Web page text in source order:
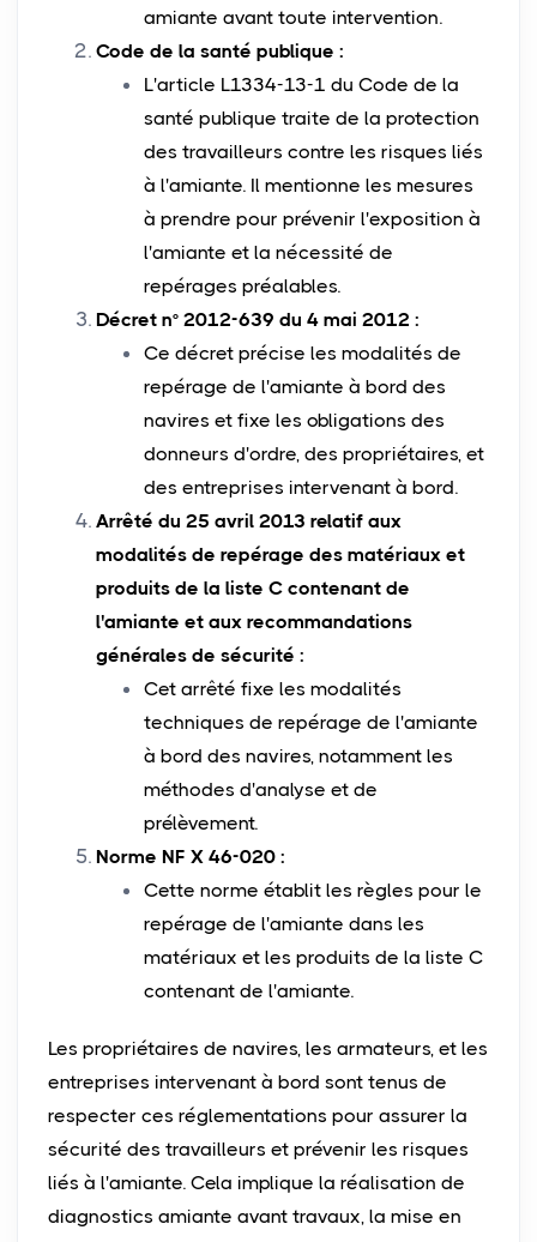
amiante avant toute intervention.
Code de la santé publique :
L'article L1334-13-1 du Code de la
santé publique traite de la protection
des travailleurs contre les risques liés
à l'amiante. Il mentionne les mesures
à prendre pour prévenir l'exposition à
l'amiante et la nécessité de
repérages préalables.
Décret n° 2012-639 du 4 mai 2012 :
Ce décret précise les modalités de
repérage de l'amiante à bord des
navires et fixe les obligations des
donneurs d'ordre, des propriétaires, et
des entreprises intervenant à bord.
Arrêté du 25 avril 2013 relatif aux
modalités de repérage des matériaux et
produits de la liste C contenant de
l'amiante et aux recommandations
générales de sécurité :
Cet arrêté fixe les modalités
techniques de repérage de l'amiante
à bord des navires, notamment les
méthodes d'analyse et de
prélèvement.
Norme NF X 46-020 :
Cette norme établit les règles pour le
repérage de l'amiante dans les
matériaux et les produits de la liste C
contenant de l'amiante.
Les propriétaires de navires, les armateurs, et les
entreprises intervenant à bord sont tenus de
respecter ces réglementations pour assurer la
sécurité des travailleurs et prévenir les risques
liés à l'amiante. Cela implique la réalisation de
diagnostics amiante avant travaux, la mise en